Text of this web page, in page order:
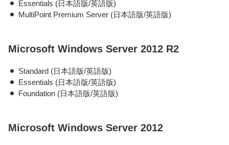
Essentials (日本語版/英語版)
MultiPoint Premium Server (日本語版/英語版)
Microsoft Windows Server 2012 R2
Standard (日本語版/英語版)
Essentials (日本語版/英語版)
Foundation (日本語版/英語版)
Microsoft Windows Server 2012